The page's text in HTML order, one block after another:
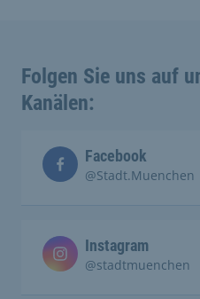
Folgen Sie uns auf
Kanälen:
Facebook
@Stadt.Muenchen
Instagram
@stadtmuenchen